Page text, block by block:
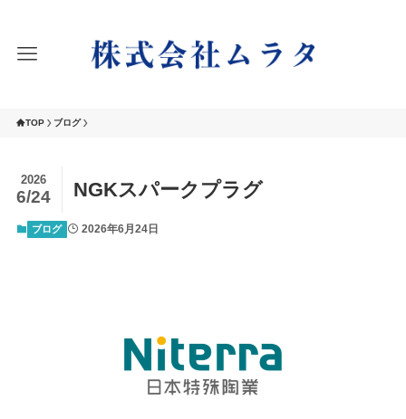
TOP ブログ
NGKスパークプラグ
2026
6/24
ブログ 2026年6月24日